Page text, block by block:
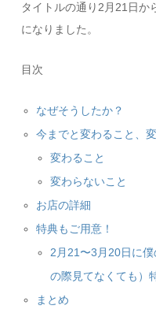
タイトルの通り2月21日か
になりました。
目次
なぜそうしたか？
今までと変わること、
変わること
変わらないこと
お店の詳細
特典もご用意！
2月21〜3月20日に
の際見てなくても）
まとめ